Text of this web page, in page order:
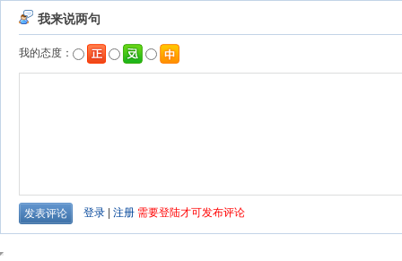
我来说两句
我的态度：
登录 注册 需要登陆才可发布评论